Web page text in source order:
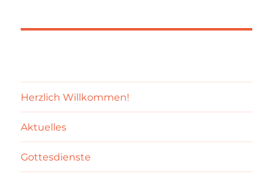
Herzlich Willkommen!
Aktuelles
Gottesdienste